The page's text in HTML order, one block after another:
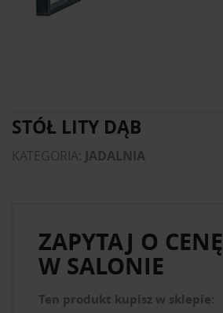
STÓŁ LITY DĄB
KATEGORIA: JADALNIA
ZAPYTAJ O CENĘ
W SALONIE
Ten produkt kupisz w sklepie: